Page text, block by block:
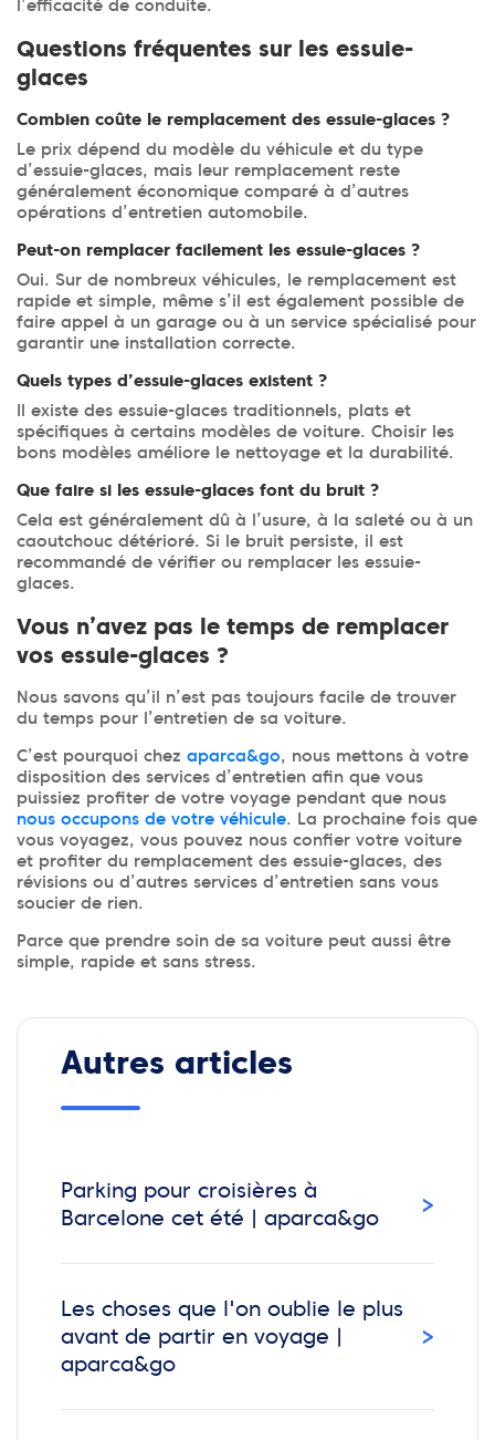
l’efficacité de conduite.
Questions fréquentes sur les essuie-
glaces
Combien coûte le remplacement des essuie-glaces ?
Le prix dépend du modèle du véhicule et du type
d’essuie-glaces, mais leur remplacement reste
généralement économique comparé à d’autres
opérations d’entretien automobile.
Peut-on remplacer facilement les essuie-glaces ?
Oui. Sur de nombreux véhicules, le remplacement est
rapide et simple, même s’il est également possible de
faire appel à un garage ou à un service spécialisé pour
garantir une installation correcte.
Quels types d’essuie-glaces existent ?
Il existe des essuie-glaces traditionnels, plats et
spécifiques à certains modèles de voiture. Choisir les
bons modèles améliore le nettoyage et la durabilité.
Que faire si les essuie-glaces font du bruit ?
Cela est généralement dû à l’usure, à la saleté ou à un
caoutchouc détérioré. Si le bruit persiste, il est
recommandé de vérifier ou remplacer les essuie-
glaces.
Vous n’avez pas le temps de remplacer
vos essuie-glaces ?
Nous savons qu’il n’est pas toujours facile de trouver
du temps pour l’entretien de sa voiture.
C’est pourquoi chez aparca&go, nous mettons à votre
disposition des services d’entretien afin que vous
puissiez profiter de votre voyage pendant que nous
nous occupons de votre véhicule. La prochaine fois que
vous voyagez, vous pouvez nous confier votre voiture
et profiter du remplacement des essuie-glaces, des
révisions ou d’autres services d’entretien sans vous
soucier de rien.
Parce que prendre soin de sa voiture peut aussi être
simple, rapide et sans stress.
Autres articles
Parking pour croisières à
Barcelone cet été | aparca&go
›
Les choses que l'on oublie le plus
avant de partir en voyage |
aparca&go
›